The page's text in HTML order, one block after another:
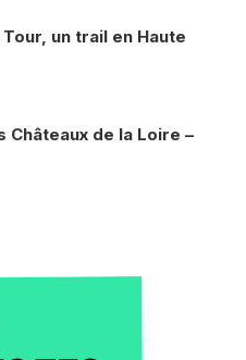
Tour, un trail en Haute
de la Loire –